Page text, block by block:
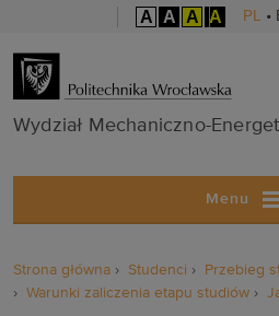
A A A A PL •
Wydział Mechaniczno-
Menu
Strona główna Studenci
Przebieg
Warunki zaliczenia etapu studiów